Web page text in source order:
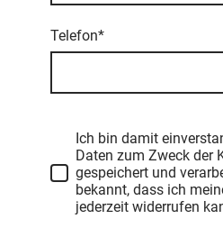
Telefon*
Ich bin damit
Daten zum Zweck der
gespeichert und
bekannt, dass ich
jederzeit widerrufen